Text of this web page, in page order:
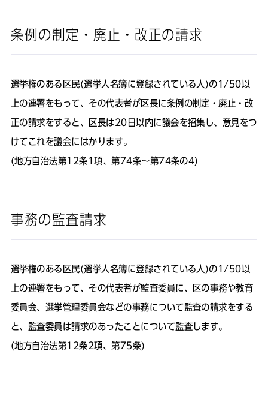
条例の制定・廃止・改正の請求
選挙権のある区民(選挙人名簿に登録されている人)の1/50以
上の連署をもって、その代表者が区長に条例の制定・廃止・改
正の請求をすると、区長は20日以内に議会を招集し、意見をつ
けてこれを議会にはかります。
(地方自治法第12条1項、第74条～第74条の4)
事務の監査請求
選挙権のある区民(選挙人名簿に登録されている人)の1/50以
上の連署をもって、その代表者が監査委員に、区の事務や教育
委員会、選挙管理委員会などの事務について監査の請求をする
と、監査委員は請求のあったことについて監査します。
(地方自治法第12条2項、第75条)